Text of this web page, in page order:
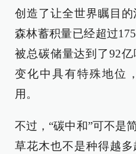
创造了让全世界瞩目
森林蓄积量已经超过
被总碳储量达到了92
变化中具有特殊地位
用。
不过，“碳中和”可不是
草花木也不是种得越